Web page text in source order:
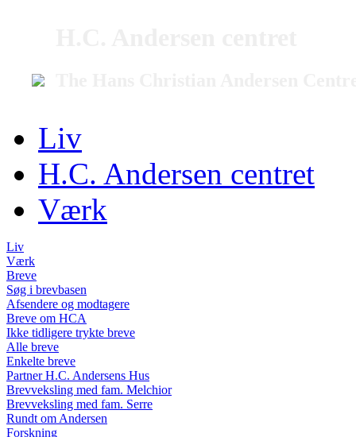
Liv
H.C. Andersen centret
Værk
Liv
Værk
Breve
Søg i brevbasen
Afsendere og modtagere
Breve om HCA
Ikke tidligere trykte breve
Alle breve
Enkelte breve
Partner H.C. Andersens Hus
Brevveksling med fam. Melchior
Brevveksling med fam. Serre
Rundt om Andersen
Forskning